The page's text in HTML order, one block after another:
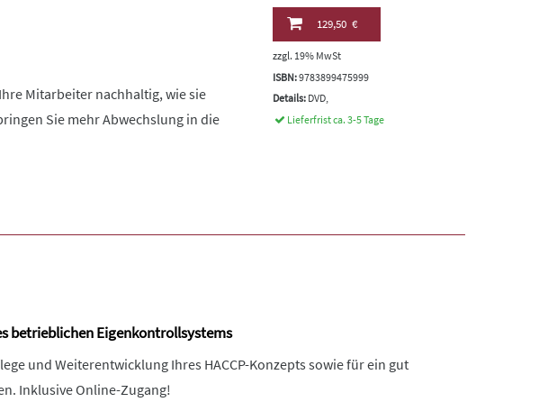
Mitarbeiter nachhaltig, wie sie
Sie mehr Abwechslung in die
129,50 €
zzgl. 19% MwSt
ISBN:9783899475999
Details: DVD,
Lieferfrist ca. 3-5 Tage
betrieblichen Eigenkontrollsystems
und Weiterentwicklung Ihres HACCP-Konzepts sowie für ein gut
Inklusive Online-Zugang!